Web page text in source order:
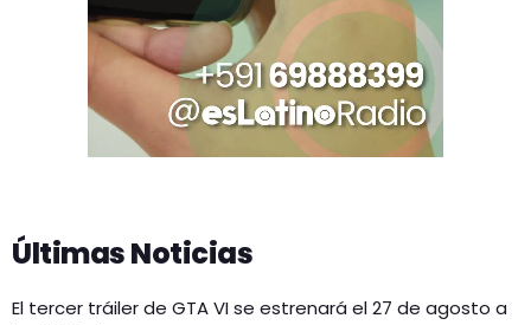
Últimas Noticias
El tercer tráiler de GTA VI se estrenará el 27 de agosto a